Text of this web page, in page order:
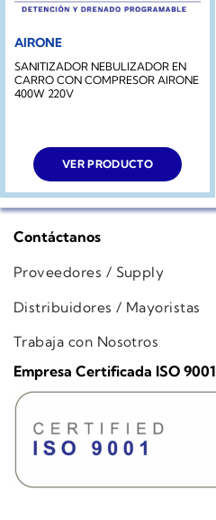
AIRONE
SANITIZADOR NEBULIZADOR EN
CARRO CON COMPRESOR AIRONE
400W 220V
VER PRODUCTO
Contáctanos
Proveedores / Supply
Distribuidores / Mayoristas
Trabaja con Nosotros
Empresa Certificada ISO 9001